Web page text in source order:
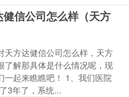
健信公司怎么样（天方
天方达健信公司怎么样，天方
了解那具体是什么情况呢，现
一起来瞧瞧吧！ 1、我们医院
3年了，系统...